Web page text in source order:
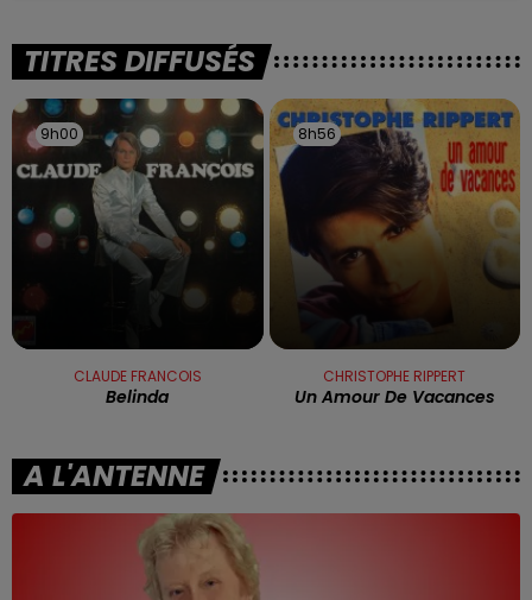
TITRES DIFFUSÉS
9h00
9h00
CLAUDE FRANCOIS
Belinda
8h56
8h56
CHRISTOPHE RIPPERT
Un Amour De Vacances
A L'ANTENNE